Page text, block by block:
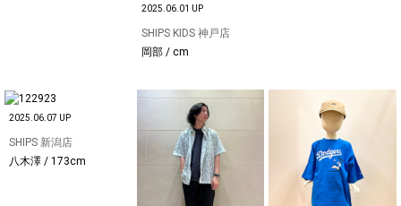
2025.06.01 UP
SHIPS KIDS 神戸店
岡部 / cm
2025.06.07 UP
SHIPS 新潟店
八木澤 / 173cm